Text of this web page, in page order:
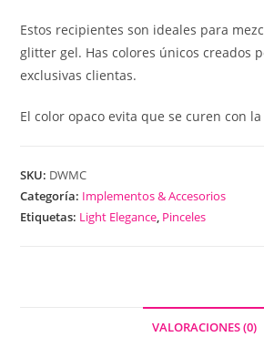
Estos recipientes son ideales para
glitter gel. Has colores únicos creados
exclusivas clientas.
El color opaco evita que se curen con
SKU: DWMC
Categoría: Implementos & Accesorios
Etiquetas: Light Elegance Pinceles
VALORACIONES (0)